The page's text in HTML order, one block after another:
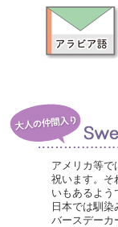
アメリカ等で
祝います。そ
いもあるよう
日本では馴
バースデーカ